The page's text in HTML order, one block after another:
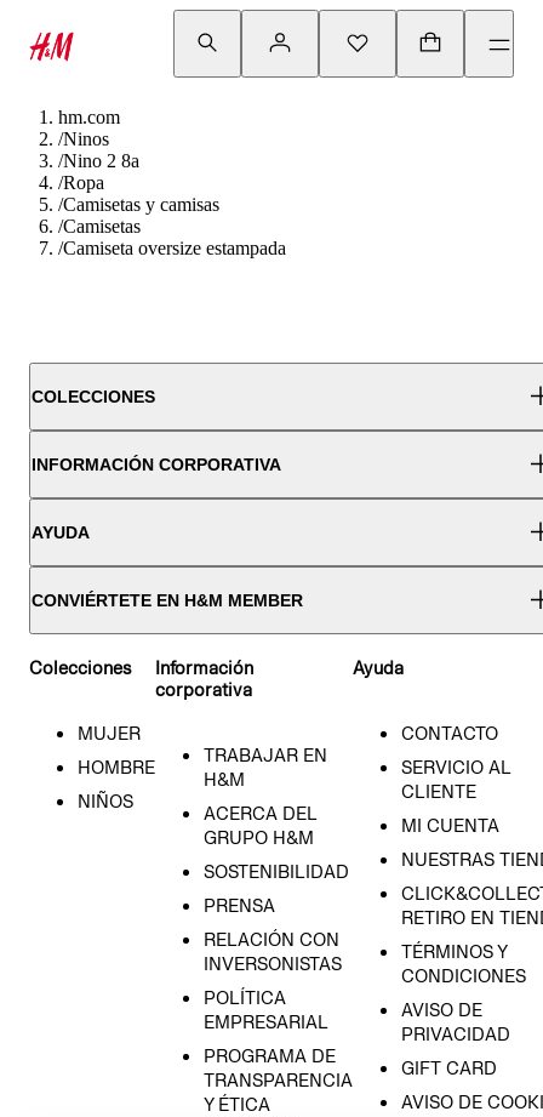
hm.com
/Ninos
/Nino 2 8a
/Ropa
/Camisetas y camisas
/Camisetas
/Camiseta oversize estampada
COLECCIONES
INFORMACIÓN CORPORATIVA
AYUDA
CONVIÉRTETE EN H&M MEMBER
Colecciones
MUJER
HOMBRE
NIÑOS
Información
corporativa
TRABAJAR EN
H&M
ACERCA DEL
GRUPO H&M
SOSTENIBILIDAD
PRENSA
RELACIÓN CON
INVERSONISTAS
POLÍTICA
EMPRESARIAL
PROGRAMA DE
TRANSPARENCIA
Y ÉTICA
Ayuda
CONTACTO
SERVICIO AL
CLIENTE
MI CUENTA
NUESTRAS
RETIRO EN
TÉRMINOS Y
CONDICIONES
AVISO DE
PRIVACIDAD
GIFT CARD
AVISO DE